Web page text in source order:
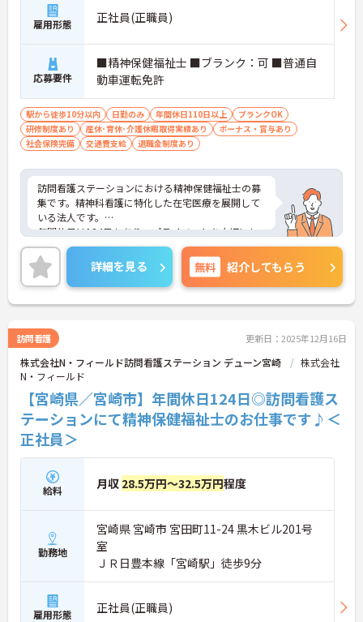
雇用形態 正社員(正職員)
応募要件
■精神保健福祉士 ■ブランク：可 ■普通自
動車運転免許
駅から徒歩10分以内 日勤のみ 年間休日110日以上
ブランクOK
研修制度あり
産休･育休･介護休暇取得実績あり
ボーナス・賞与あり
社会保険完備
交通費支給 退職金制度あり
訪問看護ステーションにおける精神保健福祉士の募
集です。精神科看護に特化した在宅医療を展開して
いる法人です。
年間休日は124日もあり、プライベートを大切にし
ながらご勤務いただけます。ご利用者一人ひとりの
状況に合わせた最適なサービスができる環境です。
ご興味のある方には、面接対策ポイントなど、さら
に詳細をお話しいたしますのでお気軽にご相談くだ
さい！
詳細を見る 無料 紹介してもらう
訪問看護 更新日：2025年12月16日
株式会社N・フィールド訪問看護ステーション デューン宮崎
株式会社
N・フィールド
【宮崎県／宮崎市】年間休日124日◎訪問看護ス
テーションにて精神保健福祉士のお仕事です♪＜
正社員＞
給料 月収 28.5万円～32.5万円程度
勤務地
宮崎県 宮崎市 宮田町11-24 黒木ビル201号
室
ＪＲ日豊本線「宮崎駅」徒歩9分
雇用形態 正社員(正職員)